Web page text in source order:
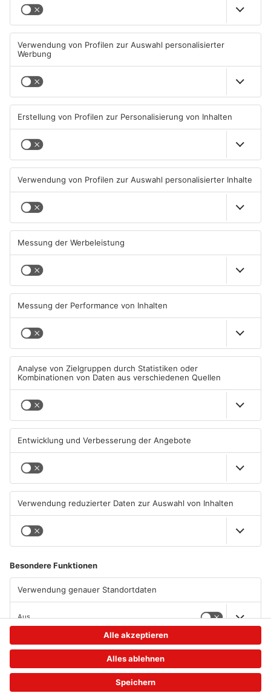
Sommerliche Temperaturen
und jede Menge Live-Musik
MILTENBERG
Straße bei Windischbuchen
wieder frei
Autofahrerin mit drei
Promille in Eichenbühl
gestoppt
31.07.2026, 11:45 UHR IN KREIS
MILTENBERG
Erlenbach: Dr. Dagmar
Sohlbach wird Leiterin der
Allgemein- und
Viszeralchirurgie
MILTENBERG